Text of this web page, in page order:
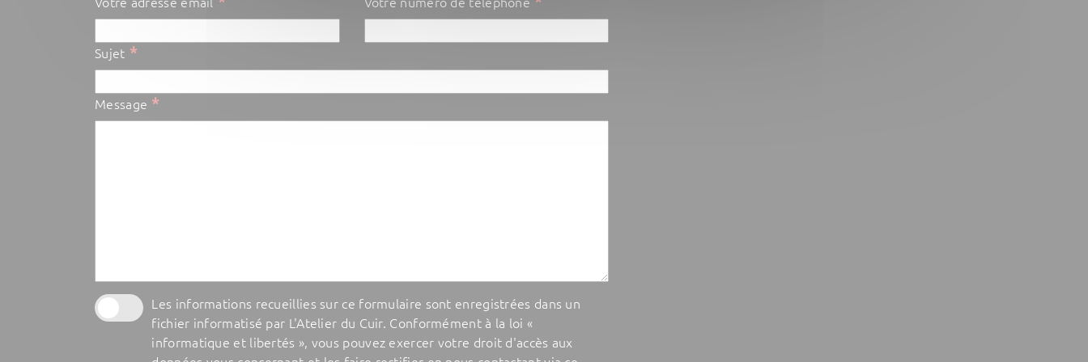
Sujet *
Message *
Les informations recueillies sur ce formulaire sont enregistrées dans un
fichier informatisé par L'Atelier du Cuir. Conformément à la loi «
informatique et libertés », vous pouvez exercer votre droit d'accès aux